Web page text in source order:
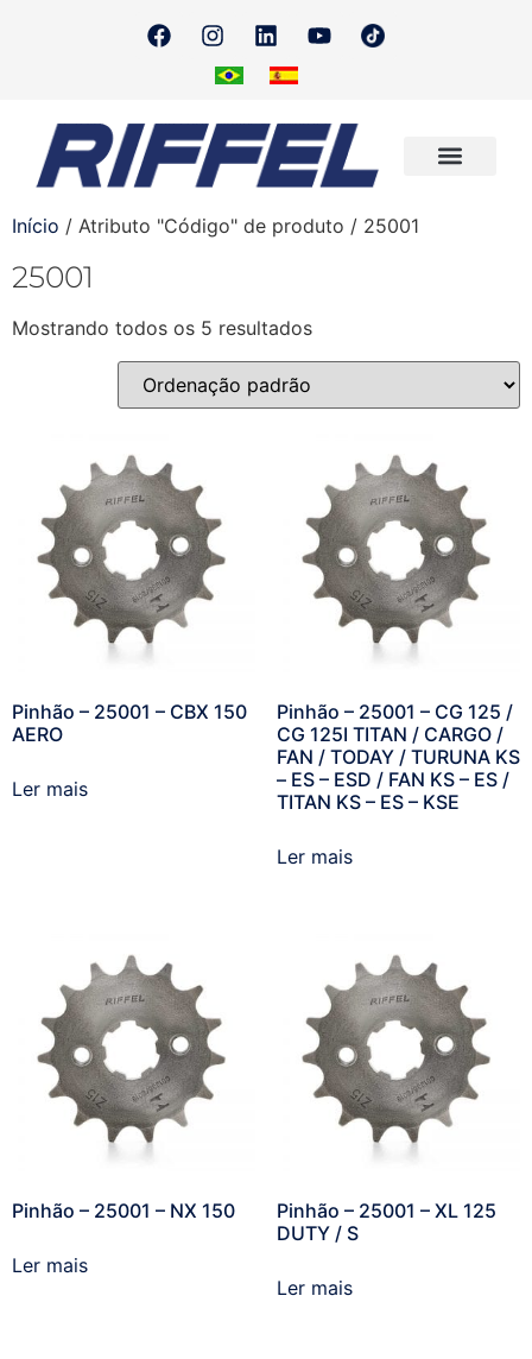
Início / Atributo "Código" de produto / 25001
25001
Mostrando todos os 5 resultados
Pinhão – 25001 – CBX 150
AERO
Ler mais
Pinhão – 25001 – CG 125 /
CG 125I TITAN / CARGO /
FAN / TODAY / TURUNA KS
– ES – ESD / FAN KS – ES /
TITAN KS – ES – KSE
Ler mais
Pinhão – 25001 – NX 150
Ler mais
Pinhão – 25001 – XL 125
DUTY / S
Ler mais